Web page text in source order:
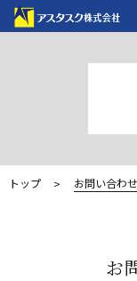
トップ お問い合わせ
お